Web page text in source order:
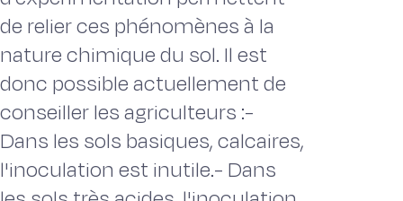
de relier ces phénomènes à la
nature chimique du sol. Il est
donc possible actuellement de
conseiller les agriculteurs :-
Dans les sols basiques, calcaires,
l'inoculation est inutile.- Dans